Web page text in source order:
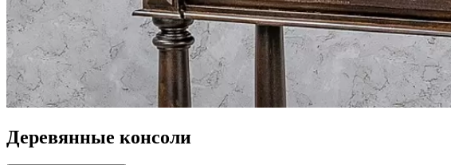
Деревянные консоли